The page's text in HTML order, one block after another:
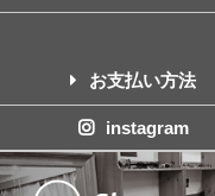
お支払い方法
instagram